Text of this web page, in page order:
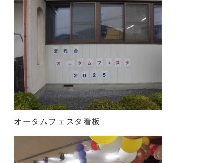
オータムフェスタ看板